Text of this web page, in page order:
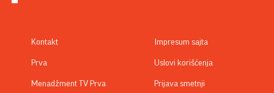
Kontakt
Prva
Menadžment TV Prva
Impresum sajta
Uslovi korišćenja
Prijava smetnji